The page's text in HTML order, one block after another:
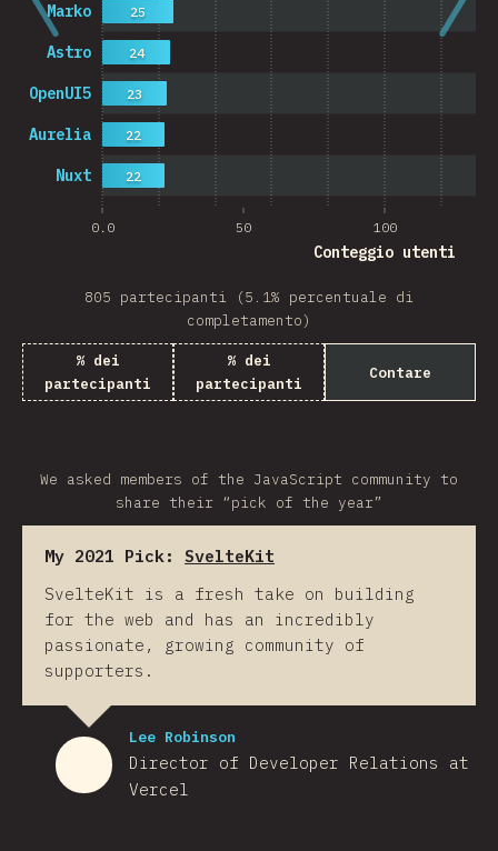
0.0 50 100
Conteggio utenti
Nuxt
Aurelia
OpenUI5
Astro
Marko
22
22
23
24
25
805 partecipanti (5.1% percentuale di
completamento)
% dei
partecipanti
% dei
partecipanti
Contare
We asked members of the JavaScript community to
share their “pick of the year”
My 2021 Pick: SvelteKit
SvelteKit is a fresh take on building
for the web and has an incredibly
passionate, growing community of
supporters.
Lee Robinson
Director of Developer Relations at
Vercel